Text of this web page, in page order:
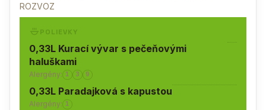
ROZVOZ
POLIEVKY
0,33L Kurací vývar s pečeňovými
haluškami
Alergény: 1 3 9
0,33L Paradajková s kapustou
Alergény: 1